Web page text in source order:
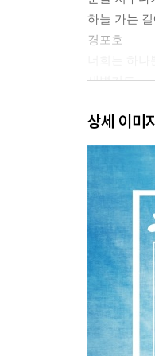
하늘 가는 길
경포호
새벽기도
늦가을 단상
야곱의 환도
신발 없어
사랑을 해보
김 집사네
노추산 모정
삶 그리고
사랑의 빚진
팔봉산 가는
제2부. 난
상세 이미지